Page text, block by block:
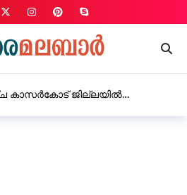
കാസർകോട് ജില്ലയിൽ